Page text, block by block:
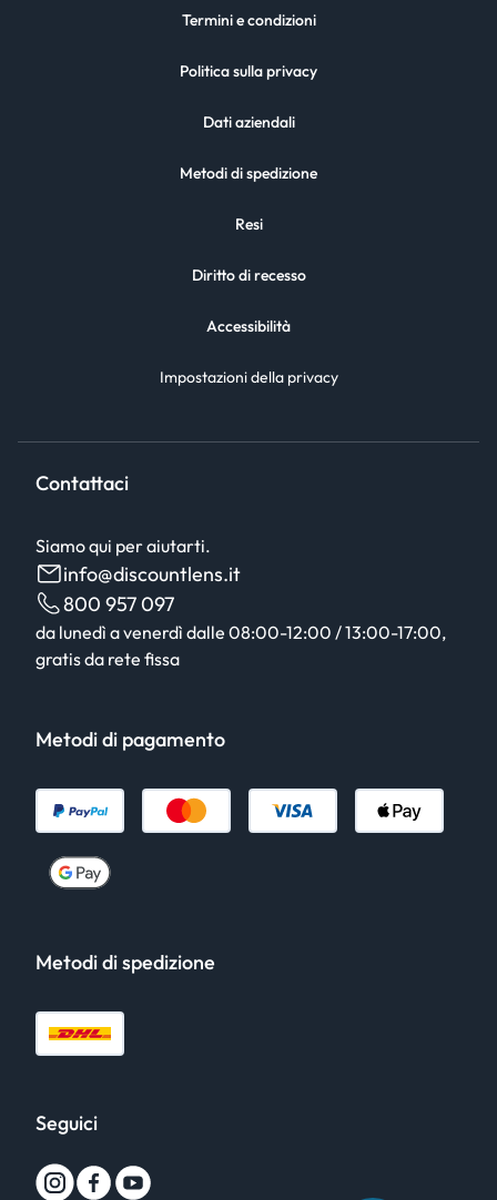
Termini e condizioni
Politica sulla privacy
Dati aziendali
Metodi di spedizione
Resi
Diritto di recesso
Accessibilità
Impostazioni della privacy
Contattaci
Siamo qui per aiutarti.
info@discountlens.it
800 957 097
da lunedì a venerdì dalle 08:00-12:00 / 13:00-17:00,
gratis da rete fissa
Metodi di pagamento
Metodi di spedizione
Seguici